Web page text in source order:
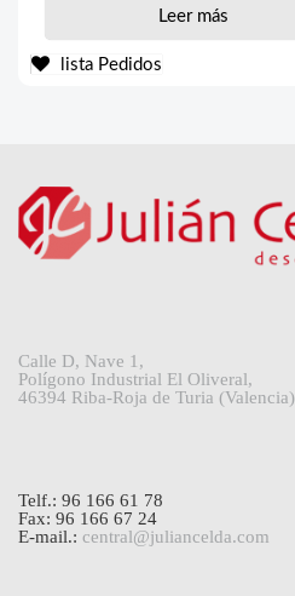
Leer más
lista Pedidos
Calle D, Nave 1,
Polígono Industrial El Oliveral,
46394 Riba-Roja de Turia (Valencia)
Telf.: 96 166 61 78
Fax: 96 166 67 24
E-mail.: central@juliancelda.com